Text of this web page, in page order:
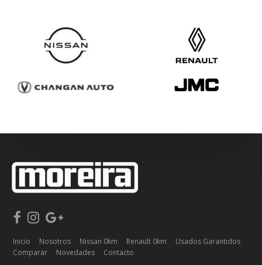
Inicio Nosotros Nissan 0km Renault 0km
Usados Garantidos
Comparar
Novedades Contacto